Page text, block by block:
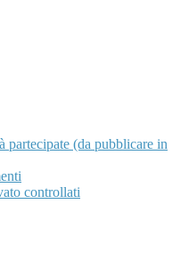
partecipate (da pubblicare in
controllati